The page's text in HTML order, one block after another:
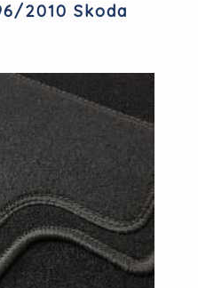
2010 Skoda